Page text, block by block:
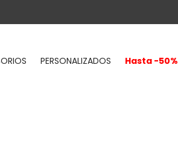
PERSONALIZADOS
Hasta -50%